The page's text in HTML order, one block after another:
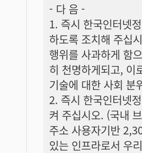
- 다 음 -
1. 즉시 한국인터넷
하도록 조치해 주십
행위를 사과하게 함
히 천명하게되고, 이
기술에 대한 사회 분
2. 즉시 한국인터넷
켜 주십시오. (국내
주소 사용자기반
있는 인프라로서 우